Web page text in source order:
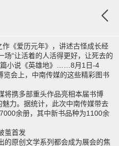
《爱历元年》，讲述古怪成长经
场“让活着的人活得更好，让死去的
篇小说《英雄地》……8月1日-4
览会上，中南传媒的这些精彩图书
携多部重头作品亮相本届书博
魅力。据统计，此次中南传媒带去
余册，其中新书品种为1100余
茧首发
原创文学系列都会成为展会的焦